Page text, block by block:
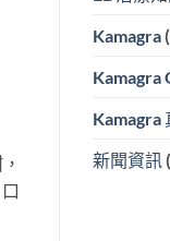
Kamagra
Kamagra
Kamagra
新聞資訊